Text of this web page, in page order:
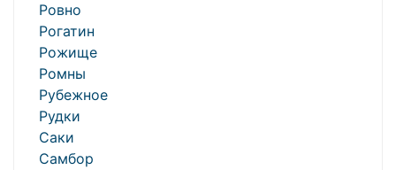
Ровно
Рогатин
Рожище
Ромны
Рубежное
Рудки
Саки
Самбор